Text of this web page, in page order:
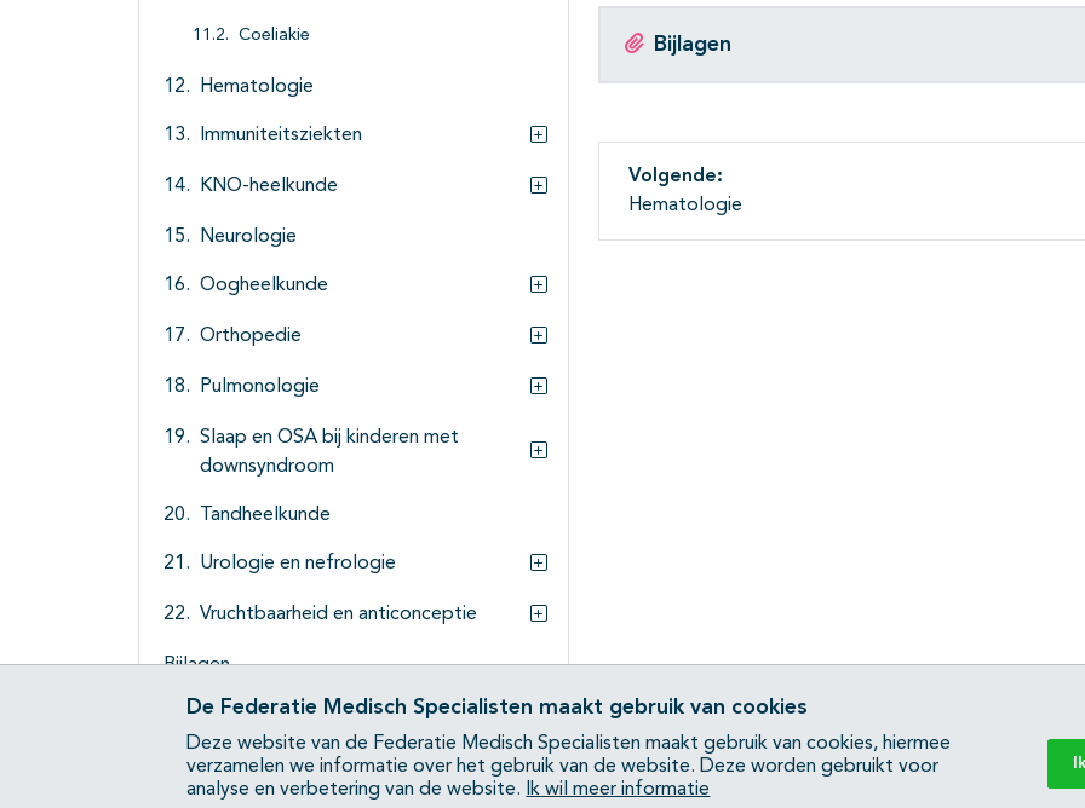
Coeliakie
Hematologie
Immuniteitsziekten
Subpagina's open- en dichtklappen
KNO-heelkunde
Subpagina's open- en dichtklappen
Neurologie
Oogheelkunde
Orthopedie
Pulmonologie
Slaap en OSA bij kinderen met
downsyndroom
Tandheelkunde
Urologie en nefrologie
Vruchtbaarheid en anticonceptie
Bijlagen
Bijlagen
Volgende:
Hematologie
De Federatie Medisch Specialisten maakt gebruik van cookies
Deze website van de Federatie Medisch Specialisten maakt gebruik van cookies, hiermee
verzamelen we informatie over het gebruik van de website. Deze worden gebruikt voor
analyse en verbetering van de website.
Ik wil meer informatie